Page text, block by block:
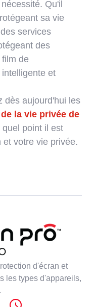
Qu'il
sa vie
services
des
de
et
dès aujourd'hui les
la vie privée de
point il est
votre vie privée.
d'écran et
les types d'appareils,